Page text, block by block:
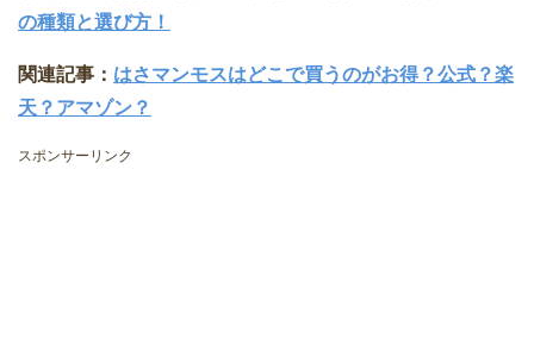
の種類と選び方！
関連記事： はさマンモスはどこで買うのがお得？公式？楽
天？アマゾン？
スポンサーリンク